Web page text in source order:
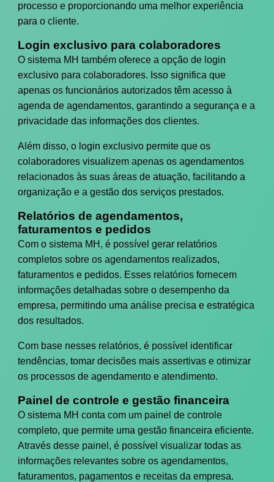
processo e proporcionando uma melhor experiência
para o cliente.
Login exclusivo para colaboradores
O sistema MH também oferece a opção de login
exclusivo para colaboradores. Isso significa que
apenas os funcionários autorizados têm acesso à
agenda de agendamentos, garantindo a segurança e a
privacidade das informações dos clientes.
Além disso, o login exclusivo permite que os
colaboradores visualizem apenas os agendamentos
relacionados às suas áreas de atuação, facilitando a
organização e a gestão dos serviços prestados.
Relatórios de agendamentos,
faturamentos e pedidos
Com o sistema MH, é possível gerar relatórios
completos sobre os agendamentos realizados,
faturamentos e pedidos. Esses relatórios fornecem
informações detalhadas sobre o desempenho da
empresa, permitindo uma análise precisa e estratégica
dos resultados.
Com base nesses relatórios, é possível identificar
tendências, tomar decisões mais assertivas e otimizar
os processos de agendamento e atendimento.
Painel de controle e gestão financeira
O sistema MH conta com um painel de controle
completo, que permite uma gestão financeira eficiente.
Através desse painel, é possível visualizar todas as
informações relevantes sobre os agendamentos,
faturamentos, pagamentos e receitas da empresa.